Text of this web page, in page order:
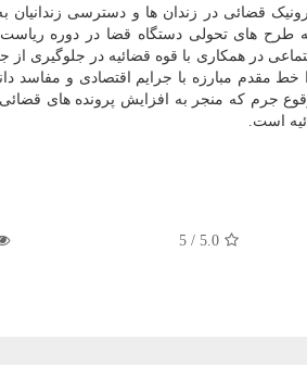
قضائی در زندان ها و دسترسی زندانیان
های تحولی دستگاه قضا در دوره ریاست
به وظایف ۱۶ دستگاه فرهنگی و اجتماعی در همکاری با قوه
مقدم مبارزه با جرایم اقتصادی و مفاسد
جرم که منجر به افزایش پرونده های قضائی
است.
5.0
/
5